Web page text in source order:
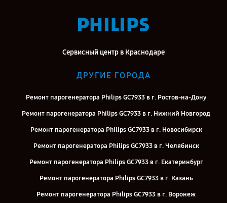
Сервисный центр в Краснодаре
ДРУГИЕ ГОРОДА
Ремонт парогенератора Philips GC7933 в г. Ростов-на-Дону
Ремонт парогенератора Philips GC7933 в г. Нижний Новгород
Ремонт парогенератора Philips GC7933 в г. Новосибирск
Ремонт парогенератора Philips GC7933 в г. Челябинск
Ремонт парогенератора Philips GC7933 в г. Екатеринбург
Ремонт парогенератора Philips GC7933 в г. Казань
Ремонт парогенератора Philips GC7933 в г. Воронеж